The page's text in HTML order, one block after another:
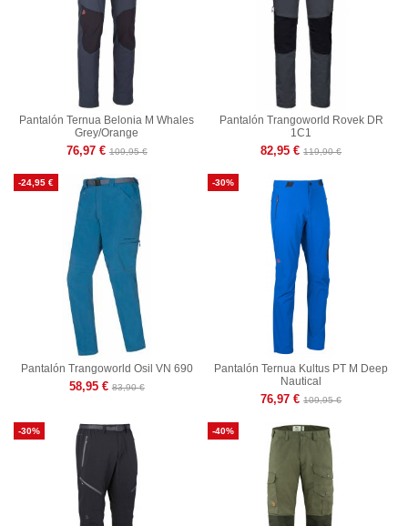
Pantalón Ternua Belonia M Whales
Grey/Orange
76,97 € 109,95 €
Pantalón Trangoworld Rovek DR
1C1
82,95 € 119,90 €
-24,95 €
Pantalón Trangoworld Osil VN 690
58,95 € 83,90 €
-30%
Pantalón Ternua Kultus PT M Deep
Nautical
76,97 € 109,95 €
-30% -40%